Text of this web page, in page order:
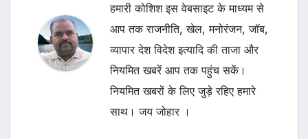
हमारी कोशिश इस वेबसाइट के माध्यम से
आप तक राजनीति, खेल, मनोरंजन, जॉब,
व्यापार देश विदेश इत्यादि की ताजा और
नियमित खबरें आप तक पहुंच सकें।
नियमित खबरों के लिए जुड़े रहिए हमारे
साथ। जय जोहार ।